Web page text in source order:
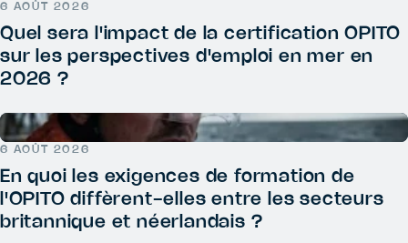
6 AOÛT 2026
Quel sera l'impact de la certification OPITO
sur les perspectives d'emploi en mer en
2026 ?
6 AOÛT 2026
En quoi les exigences de formation de
l'OPITO diffèrent-elles entre les secteurs
britannique et néerlandais ?